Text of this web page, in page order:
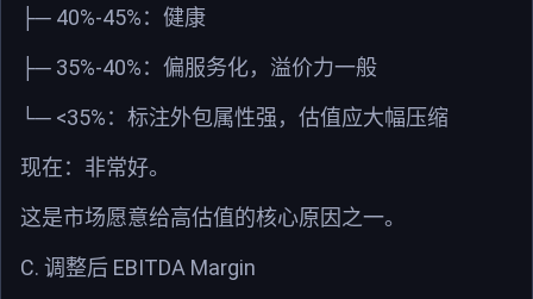
├─ 40%-45% ：健康
├─ 35%-40% ：偏服务化，溢价力一般
└─ <35% ：标注外包属性强，估值应大幅压缩
现在：非常好。
这是市场愿意给高估值的核心原因之一。
C. 调整后 EBITDA Margin